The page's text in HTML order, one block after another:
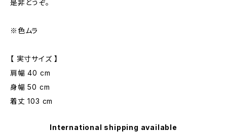
是非どうぞ。
※色ムラ
【 実寸サイズ 】
肩幅 40 cm
身幅 50 cm
着丈 103 cm
International shipping available